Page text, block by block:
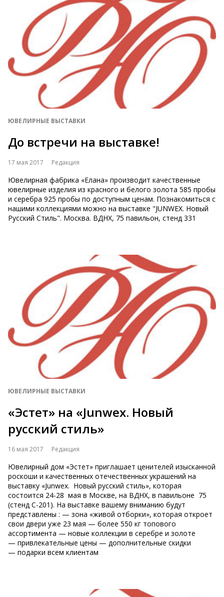
ЮВЕЛИРНЫЕ ВЫСТАВКИ
До встречи на выставке!
17 мая 2017 Редакция
Ювелирная фабрика «Елана» производит качественные
ювелирные изделия из красного и белого золота 585 пробы
и серебра 925 пробы по доступным ценам. Познакомиться с
нашими коллекциями можно на выставке "JUNWEX. Новый
Русский Стиль". Москва. ВДНХ, 75 павильон, стенд 331
ЮВЕЛИРНЫЕ ВЫСТАВКИ
«Эстет» на «Junwex. Новый
русский стиль»
16 мая 2017 Редакция
Ювелирный дом «Эстет» приглашает ценителей изысканной
роскоши и качественных отечественных украшений на
выставку «Junwex. Новый русский стиль», которая
состоится 24-28 мая в Москве, на ВДНХ, в павильоне 75
(стенд С-201). На выставке вашему вниманию будут
представлены : — зона «живой отборки», которая откроет
свои двери уже 23 мая — более 550 кг топового
ассортимента — новые коллекции в серебре и золоте
— привлекательные цены — дополнительные скидки
— подарки всем клиентам